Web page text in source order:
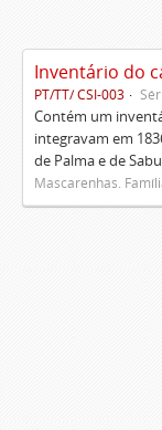
Inventário do
PT/TT/ CSI-003
Contém um
integravam em
de Palma e de
Mascarenhas.